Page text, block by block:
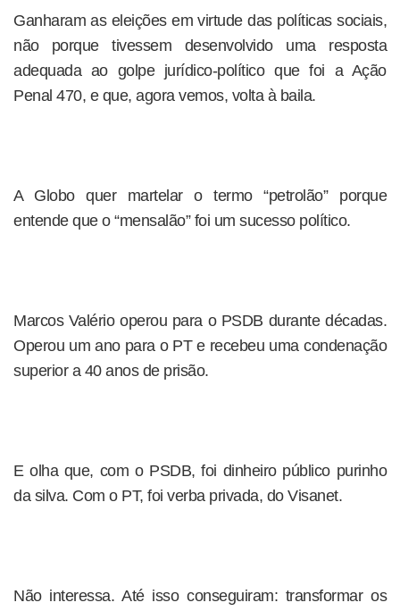
Ganharam as eleições em virtude das políticas sociais,
não porque tivessem desenvolvido uma resposta
adequada ao golpe jurídico-político que foi a Ação
Penal 470, e que, agora vemos, volta à baila.
A Globo quer martelar o termo “petrolão” porque
entende que o “mensalão” foi um sucesso político.
Marcos Valério operou para o PSDB durante décadas.
Operou um ano para o PT e recebeu uma condenação
superior a 40 anos de prisão.
E olha que, com o PSDB, foi dinheiro público purinho
da silva. Com o PT, foi verba privada, do Visanet.
Não interessa. Até isso conseguiram: transformar os